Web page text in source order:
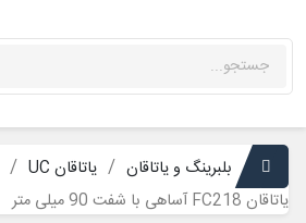
بلبرینگ و یاتاقان یاتاقان UC
یاتاقان FC218 آساهی با شفت 90 میلی متر